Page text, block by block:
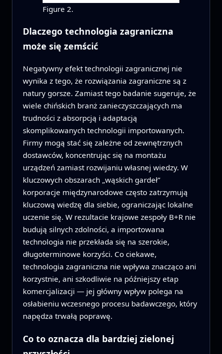
Figure 2.
Dlaczego technologia zagraniczna
może się zemścić
Negatywny efekt technologii zagranicznej nie
wynika z tego, że rozwiązania zagraniczne są z
natury gorsze. Zamiast tego badanie sugeruje, że
wiele chińskich branż zanieczyszczających ma
trudności z absorpcją i adaptacją
skomplikowanych technologii importowanych.
Firmy mogą stać się zależne od zewnętrznych
dostawców, koncentrując się na montażu
urządzeń zamiast rozwijaniu własnej wiedzy. W
kluczowych obszarach „wąskich gardeł”
korporacje międzynarodowe często zatrzymują
kluczową wiedzę dla siebie, ograniczając lokalne
uczenie się. W rezultacie krajowe zespoły B+R nie
budują silnych zdolności, a importowana
technologia nie przekłada się na szerokie,
długoterminowe korzyści. Co ciekawe,
technologia zagraniczna nie wpływa znacząco ani
korzystnie, ani szkodliwie na późniejszy etap
komercjalizacji — jej główny wpływ polega na
osłabieniu wczesnego procesu badawczego, który
napędza trwałą poprawę.
Co to oznacza dla bardziej zielonej